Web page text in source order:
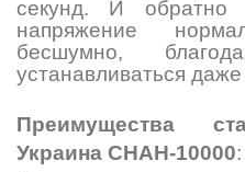
секунд. И обратно
напряжение
бесшумно,
устанавливаться
Преимущества
Украина СНАН-10000: